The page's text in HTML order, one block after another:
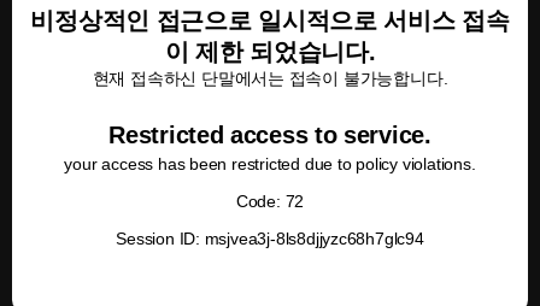
비정상적인 접근으로 일시적으로 서비스 접속
이 제한 되었습니다.
현재 접속하신 단말에서는 접속이 불가능합니다.
Restricted access to service.
your access has been restricted due to policy violations.
Code: 72
Session ID: msjvea3j-8ls8djjyzc68h7glc94